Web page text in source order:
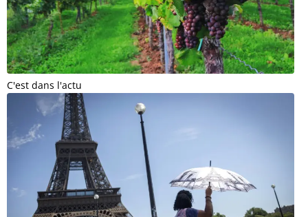
C'est dans l'actu